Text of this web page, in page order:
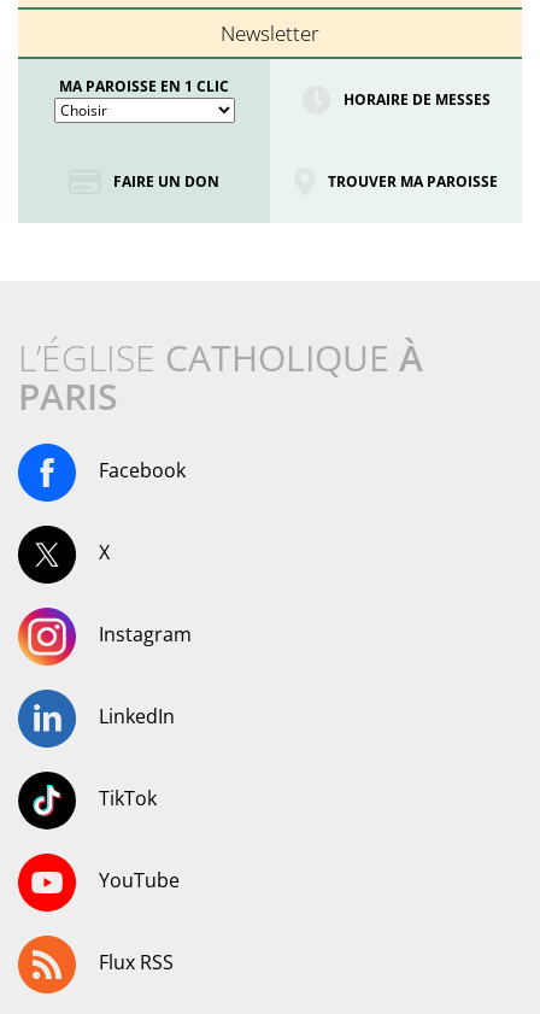
Newsletter
MA PAROISSE EN 1 CLIC
HORAIRE DE MESSES
FAIRE UN DON TROUVER MA PAROISSE
L’ÉGLISE CATHOLIQUE À
PARIS
Facebook
X
Instagram
LinkedIn
TikTok
YouTube
Flux RSS